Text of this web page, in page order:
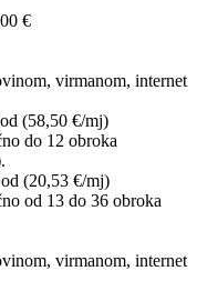
€
virmanom, internet
(58,50 €/mj)
do 12 obroka
(20,53 €/mj)
od 13 do 36 obroka
virmanom, internet